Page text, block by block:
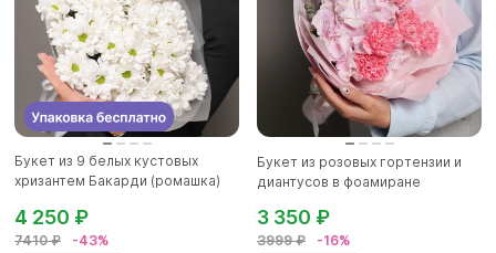
Букет из 9 белых кустовых
хризантем Бакарди (ромашка)
7410 ₽ -43%
4 250 ₽
Букет из розовых гортензии и
диантусов в фоамиране
3999 ₽ -16%
3 350 ₽